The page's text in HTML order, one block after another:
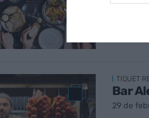
TIQUET
Bar
29 de